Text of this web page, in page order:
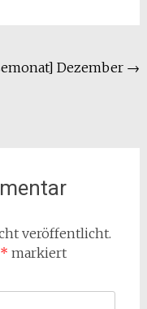
Dezember →
veröffentlicht.
* markiert